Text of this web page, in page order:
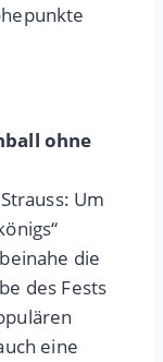
ohne
Um
die
des Fests
eine